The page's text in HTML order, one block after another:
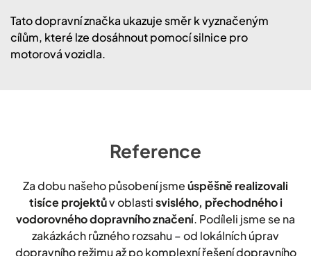
Tato dopravní značka ukazuje směr k vyznačeným
cílům, které lze dosáhnout pomocí silnice pro
motorová vozidla.
Reference
Za dobu našeho působení jsmeúspěšně realizovali
tisíce projektův oblastisvislého, přechodného i
vodorovného dopravního značení. Podíleli jsme se na
zakázkách různého rozsahu – od lokálních úprav
dopravního režimu až po komplexní řešení dopravního